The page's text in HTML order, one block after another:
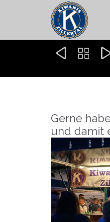
 
Gerne
und damit